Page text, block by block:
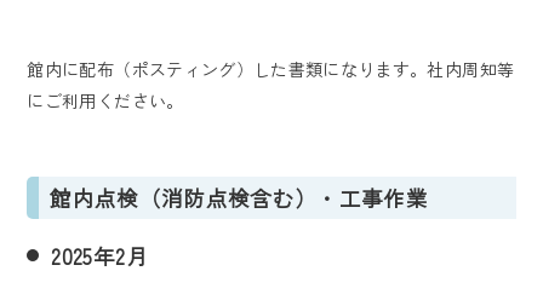
館内に配布（ポスティング）した書類になります。社内周知等
にご利用ください。
館内点検（消防点検含む）・工事作業
2025年2月